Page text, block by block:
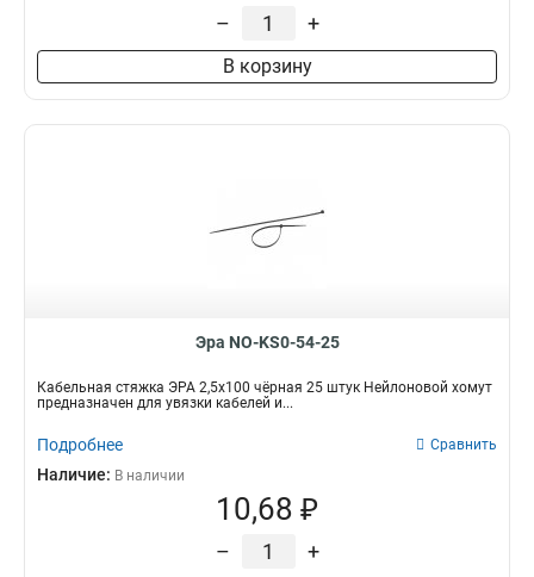
– +
В корзину
Эра NO-KS0-54-25
Кабельная стяжка ЭРА 2,5х100 чёрная 25 штук Нейлоновой хомут
предназначен для увязки кабелей и...
Подробнее Сравнить
Наличие: В наличии
10,68 ₽
– +